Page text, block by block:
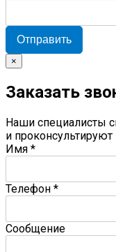
Отправить
×
Заказать
Наши специалисты
и
Имя *
Телефон *
Сообщение